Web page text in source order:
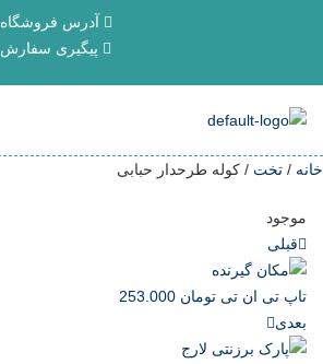
آدرس فروشگاه
پیگیری سفارش
خانه / تخت / کوله طرحدار حبابی
موجود
قبلی
تاپ تی ان تی تومان
بعدی